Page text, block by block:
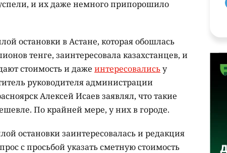
и их даже немного припорошило
остановки в Астане, которая обошлась
тенге, заинтересовала казахстанцев, и
стоимость и даже интересовалисьу
руководителя администрации
Алексей Исаев заявлял, что такие
По крайней мере, у них в городе.
остановки заинтересовалась и редакция
с просьбой указать сметную стоимость